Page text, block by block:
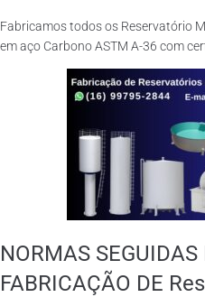
Fabricamos todos os Reservatório
em aço Carbono ASTM A-36 com
NORMAS SEGUIDAS
FABRICAÇÃO DE